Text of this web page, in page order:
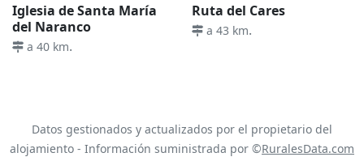
Iglesia de Santa María
del Naranco
a 40 km.
Ruta del Cares
a 43 km.
Datos gestionados y actualizados por el propietario del
alojamiento - Información suministrada por ©RuralesData.com